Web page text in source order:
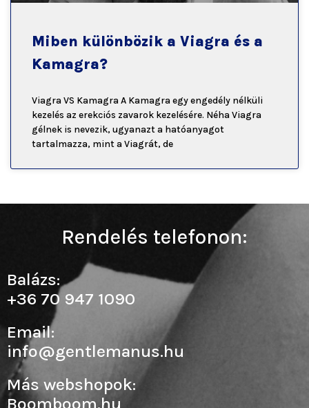
Miben különbözik a Viagra és a
Kamagra?
Viagra VS Kamagra A Kamagra egy engedély nélküli
kezelés az erekciós zavarok kezelésére. Néha Viagra
gélnek is nevezik, ugyanazt a hatóanyagot
tartalmazza, mint a Viagrát, de
Rendelés telefonon:
Balázs:
+36 70 947 1090
Email:
info@gentlemanus.hu
Más webshopok:
Boomboom.hu